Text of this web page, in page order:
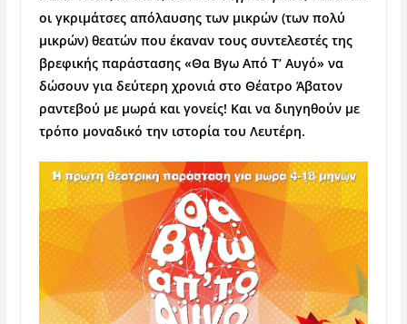
οι γκριμάτσες απόλαυσης των μικρών (των πολύ
μικρών) θεατών που έκαναν τους συντελεστές της
βρεφικής παράστασης «Θα Βγω Από Τ’ Αυγό» να
δώσουν για δεύτερη χρονιά στο Θέατρο Άβατον
ραντεβού με μωρά και γονείς! Και να διηγηθούν με
τρόπο μοναδικό την ιστορία του Λευτέρη.